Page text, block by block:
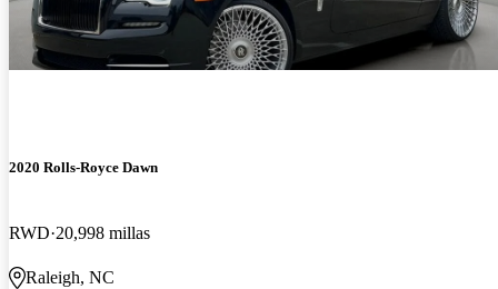
2020 Rolls-Royce Dawn
RWD 20,998 millas
Raleigh, NC